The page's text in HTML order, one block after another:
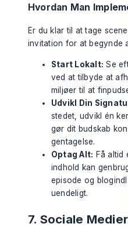
Hvordan Man
Er du klar til at tage
invitation for at begynde
Start Lokalt: Se
ved at tilbyde at
miljøer til at
Udvikl Din
stedet, udvikl én
gør dit budskab
gentagelse.
Optag Alt: Få altid
indhold kan
episode og
uendeligt.
7. Sociale